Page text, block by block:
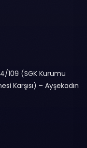
109 (SGK Kurumu
Karşısı) – Ayşekadın